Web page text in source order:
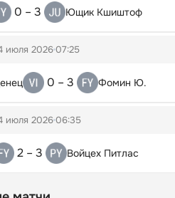
0 – 3 Ющик Кшиштоф
июля 202607:25
0 – 3 Фомин Ю.
июля 202606:35
2 – 3 Войцех Питлас